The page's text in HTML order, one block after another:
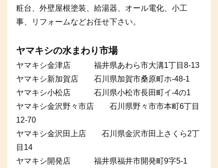
粧台、外壁屋根塗装、給湯器、オール電化、小工
事、リフォームなどお任せ下さい。
ヤマキシの水まわり市場
ヤマキシ金津店 福井県あわら市大溝1丁目8-13
ヤマキシ新加賀店 石川県加賀市桑原町ホ-48-1
ヤマキシ小松店 石川県小松市長田町イ-4の1
ヤマキシ金沢野々市店 石川県野々市市本町6丁目
12-70
ヤマキシ金沢田上店 石川県金沢市田上さくら2丁
目14
ヤマキシ開発店 福井県福井市開発町9字5-1